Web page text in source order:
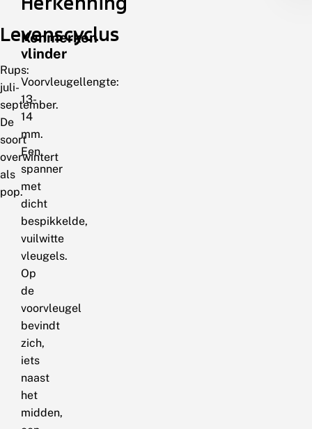
Levenscyclus
Rups:
juli-
september.
De
soort
overwintert
als
pop.
Kenmerken
vlinder
Voorvleugellengte:
13-
14
mm.
Een
spanner
met
dicht
bespikkelde,
vuilwitte
vleugels.
Op
de
voorvleugel
bevindt
zich,
iets
naast
het
midden,